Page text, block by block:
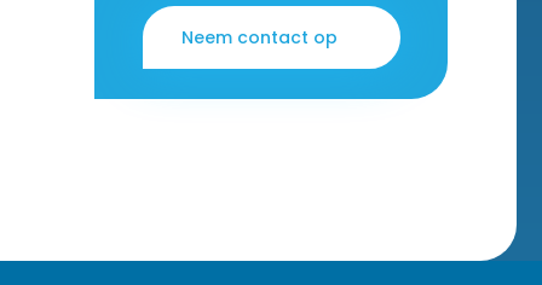
Neem contact op